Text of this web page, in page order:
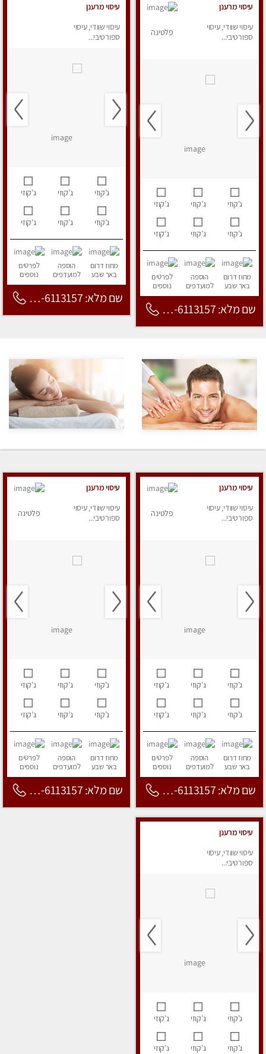
עיסוי מרענן
עיסוי שוודי, עיסוי
ספורטיבי...
פלטינה
ג’קוזי ג’קוזי ג’קוזי
ג’קוזי ג’קוזי ג’קוזי
מחוז דרום
באר שבע
הוספה
למועדפים
לפרטים
נוספים
שם מלא: 053-6113157
עיסוי מרענן
עיסוי שוודי, עיסוי
ספורטיבי...
ג’קוזי ג’קוזי ג’קוזי
ג’קוזי ג’קוזי ג’קוזי
מחוז דרום
באר שבע
הוספה
למועדפים
לפרטים
נוספים
שם מלא: 053-6113157
עיסוי מרענן
עיסוי שוודי, עיסוי
ספורטיבי...
פלטינה
ג’קוזי ג’קוזי ג’קוזי
ג’קוזי ג’קוזי ג’קוזי
מחוז דרום
באר שבע
הוספה
למועדפים
לפרטים
נוספים
שם מלא: 053-6113157
עיסוי מרענן
עיסוי שוודי, עיסוי
ספורטיבי...
פלטינה
ג’קוזי ג’קוזי ג’קוזי
ג’קוזי ג’קוזי ג’קוזי
מחוז דרום
באר שבע
הוספה
למועדפים
לפרטים
נוספים
שם מלא: 053-6113157
עיסוי מרענן
עיסוי שוודי, עיסוי
ספורטיבי...
ג’קוזי ג’קוזי ג’קוזי
ג’קוזי ג’קוזי ג’קוזי